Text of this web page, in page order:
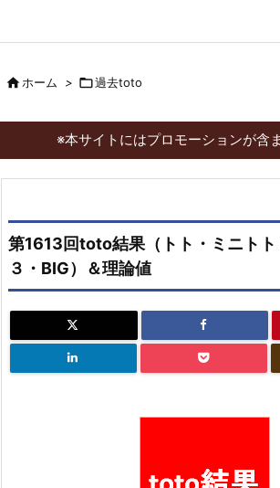
ホーム > 過去toto
※本サイトにはプロモーションが含
第1613回toto結果（トト・ミニトト
３・BIG）＆理論値